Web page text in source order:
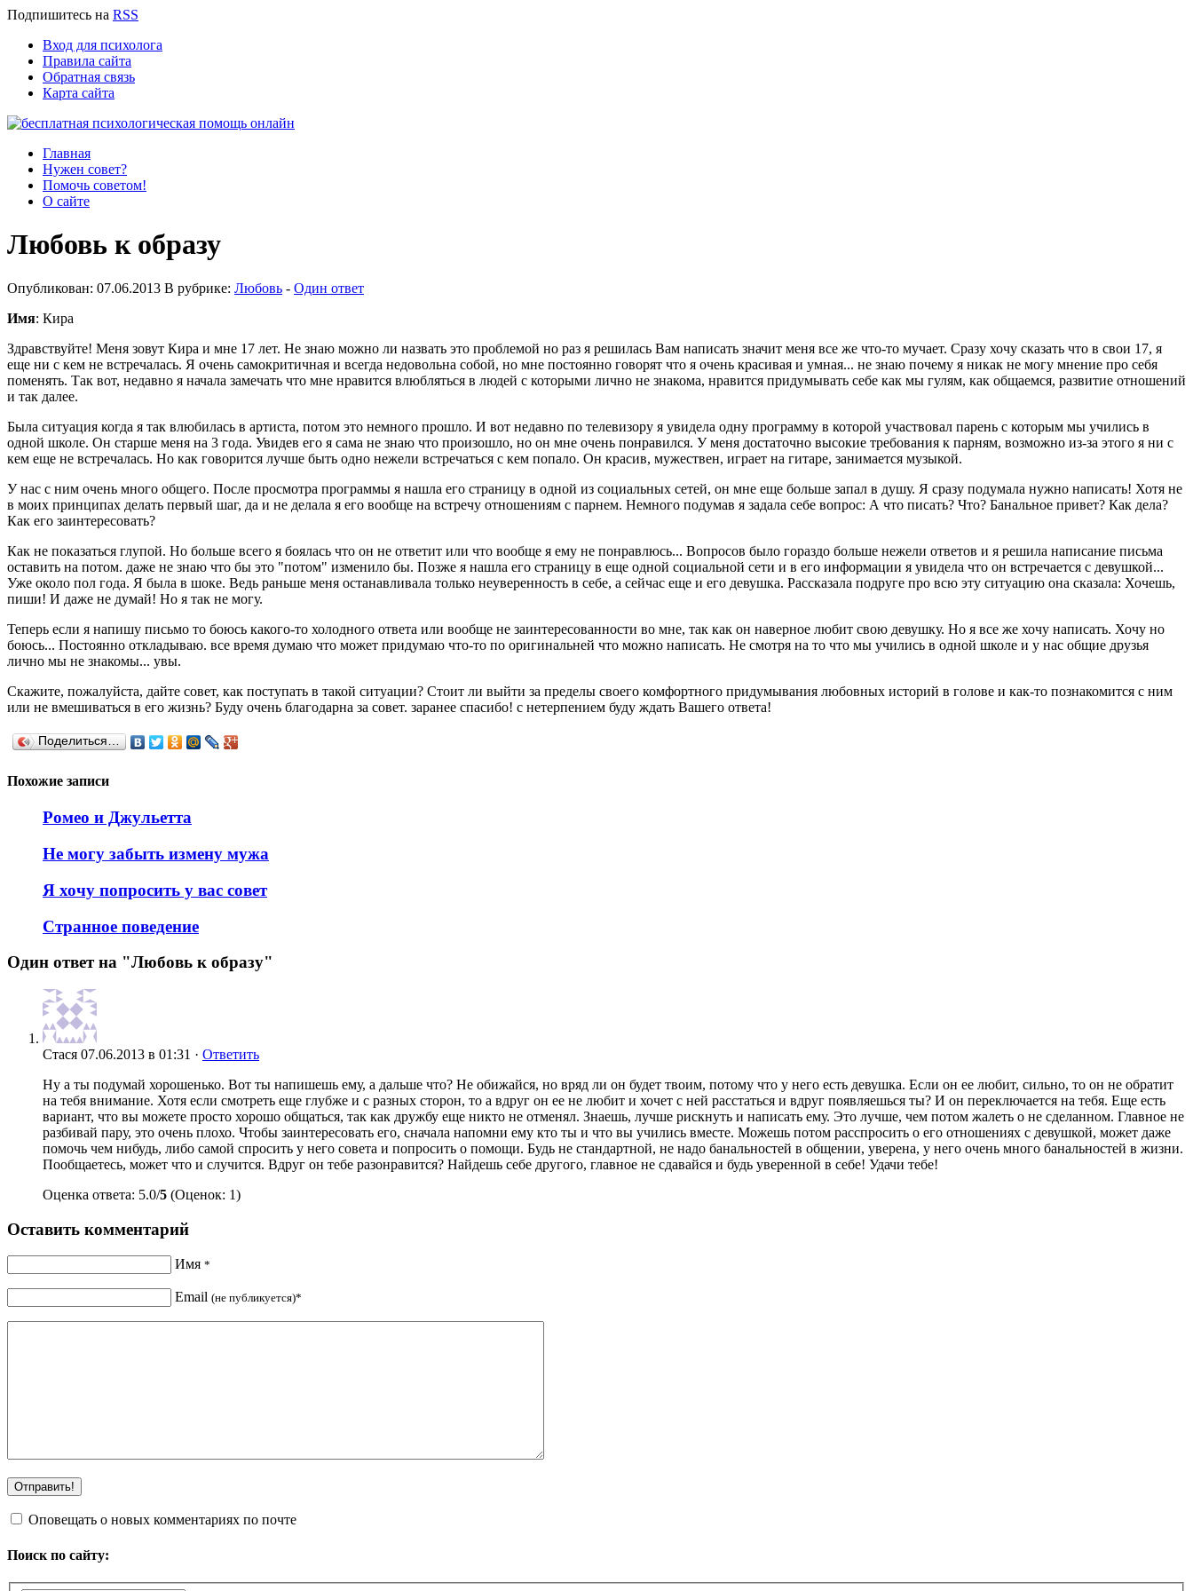
Подпишитесь на RSS
Вход для психолога
Правила сайта
Обратная связь
Карта сайта
Главная
Нужен совет?
Помочь советом!
О сайте
Любовь к образу
Опубликован: 07.06.2013 В рубрике: Любовь - Один ответ
Имя: Кира
Здравствуйте! Меня зовут Кира и мне 17 лет. Не знаю можно ли назвать это проблемой но раз я решилась Вам написать значит меня все же что-то мучает. Сразу хочу сказать что в свои 17, я
еще ни с кем не встречалась. Я очень самокритичная и всегда недовольна собой, но мне постоянно говорят что я очень красивая и умная... не знаю почему я никак не могу мнение про себя
поменять. Так вот, недавно я начала замечать что мне нравится влюбляться в людей с которыми лично не знакома, нравится придумывать себе как мы гулям, как общаемся, развитие отношений
и так далее.
Была ситуация когда я так влюбилась в артиста, потом это немного прошло. И вот недавно по телевизору я увидела одну программу в которой участвовал парень с которым мы учились в
одной школе. Он старше меня на 3 года. Увидев его я сама не знаю что произошло, но он мне очень понравился. У меня достаточно высокие требования к парням, возможно из-за этого я ни с
кем еще не встречалась. Но как говорится лучше быть одно нежели встречаться с кем попало. Он красив, мужествен, играет на гитаре, занимается музыкой.
У нас с ним очень много общего. После просмотра программы я нашла его страницу в одной из социальных сетей, он мне еще больше запал в душу. Я сразу подумала нужно написать! Хотя не
в моих принципах делать первый шаг, да и не делала я его вообще на встречу отношениям с парнем. Немного подумав я задала себе вопрос: А что писать? Что? Банальное привет? Как дела?
Как его заинтересовать?
Как не показаться глупой. Но больше всего я боялась что он не ответит или что вообще я ему не понравлюсь... Вопросов было гораздо больше нежели ответов и я решила написание письма
оставить на потом. даже не знаю что бы это "потом" изменило бы. Позже я нашла его страницу в еще одной социальной сети и в его информации я увидела что он встречается с девушкой...
Уже около пол года. Я была в шоке. Ведь раньше меня останавливала только неуверенность в себе, а сейчас еще и его девушка. Рассказала подруге про всю эту ситуацию она сказала: Хочешь,
пиши! И даже не думай! Но я так не могу.
Теперь если я напишу письмо то боюсь какого-то холодного ответа или вообще не заинтересованности во мне, так как он наверное любит свою девушку. Но я все же хочу написать. Хочу но
боюсь... Постоянно откладываю. все время думаю что может придумаю что-то по оригинальней что можно написать. Не смотря на то что мы учились в одной школе и у нас общие друзья
лично мы не знакомы... увы.
Скажите, пожалуйста, дайте совет, как поступать в такой ситуации? Стоит ли выйти за пределы своего комфортного придумывания любовных историй в голове и как-то познакомится с ним
или не вмешиваться в его жизнь? Буду очень благодарна за совет. заранее спасибо! с нетерпением буду ждать Вашего ответа!
Поделиться…
Похожие записи
Ромео и Джульетта
Не могу забыть измену мужа
Я хочу попросить у вас совет
Странное поведение
Один ответ на "Любовь к образу"
Стася 07.06.2013 в 01:31 · Ответить
Ну а ты подумай хорошенько. Вот ты напишешь ему, а дальше что? Не обижайся, но вряд ли он будет твоим, потому что у него есть девушка. Если он ее любит, сильно, то он не обратит
на тебя внимание. Хотя если смотреть еще глубже и с разных сторон, то а вдруг он ее не любит и хочет с ней расстаться и вдруг появляешься ты? И он переключается на тебя. Еще есть
вариант, что вы можете просто хорошо общаться, так как дружбу еще никто не отменял. Знаешь, лучше рискнуть и написать ему. Это лучше, чем потом жалеть о не сделанном. Главное не
разбивай пару, это очень плохо. Чтобы заинтересовать его, сначала напомни ему кто ты и что вы учились вместе. Можешь потом расспросить о его отношениях с девушкой, может даже
помочь чем нибудь, либо самой спросить у него совета и попросить о помощи. Будь не стандартной, не надо банальностей в общении, уверена, у него очень много банальностей в жизни.
Пообщаетесь, может что и случится. Вдруг он тебе разонравится? Найдешь себе другого, главное не сдавайся и будь уверенной в себе! Удачи тебе!
Оценка ответа: 5.0/5 (Оценок: 1)
Оставить комментарий
Имя *
Email (не публикуется)*
Оповещать о новых комментариях по почте
Поиск по сайту: